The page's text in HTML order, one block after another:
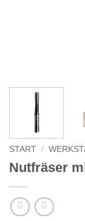
START /
Nutfräser